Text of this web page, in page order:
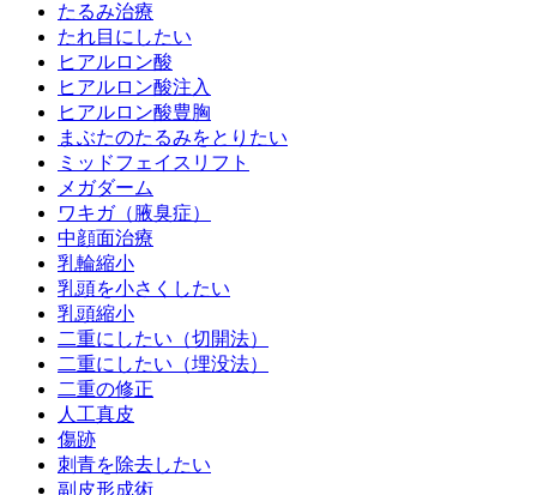
たるみ治療
たれ目にしたい
ヒアルロン酸
ヒアルロン酸注入
ヒアルロン酸豊胸
まぶたのたるみをとりたい
ミッドフェイスリフト
メガダーム
ワキガ（腋臭症）
中顔面治療
乳輪縮小
乳頭を小さくしたい
乳頭縮小
二重にしたい（切開法）
二重にしたい（埋没法）
二重の修正
人工真皮
傷跡
刺青を除去したい
副皮形成術